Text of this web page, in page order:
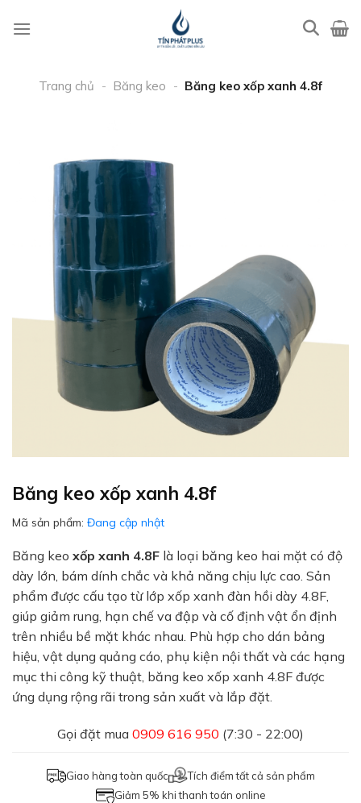
qua
Trang chủ - Băng keo - Băng keo xốp xanh 4.8f
Băng keo xốp xanh 4.8f
Mã sản phẩm: Đang cập nhật
Băng keo xốp xanh 4.8F là loại băng keo hai mặt có độ
dày lớn, bám dính chắc và khả năng chịu lực cao. Sản
phẩm được cấu tạo từ lớp xốp xanh đàn hồi dày 4.8F,
giúp giảm rung, hạn chế va đập và cố định vật ổn định
trên nhiều bề mặt khác nhau. Phù hợp cho dán bảng
hiệu, vật dụng quảng cáo, phụ kiện nội thất và các hạng
mục thi công kỹ thuật, băng keo xốp xanh 4.8F được
ứng dụng rộng rãi trong sản xuất và lắp đặt.
Gọi đặt mua 0909 616 950 (7:30 - 22:00)
Giao hàng toàn quốc
Tích điểm tất cả sản phẩm
Giảm 5% khi thanh toán online